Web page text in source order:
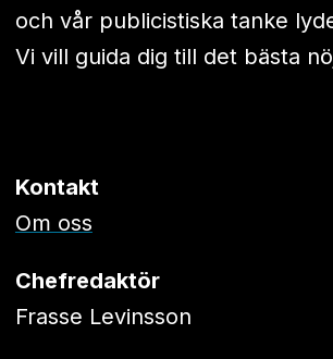
och vår publicistiska tanke
Vi vill guida dig till det bästa
Kontakt
Om oss
Chefredaktör
Frasse Levinsson